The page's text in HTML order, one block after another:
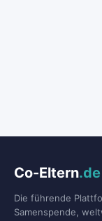
Co-Eltern.de
Die führende
Samenspende,